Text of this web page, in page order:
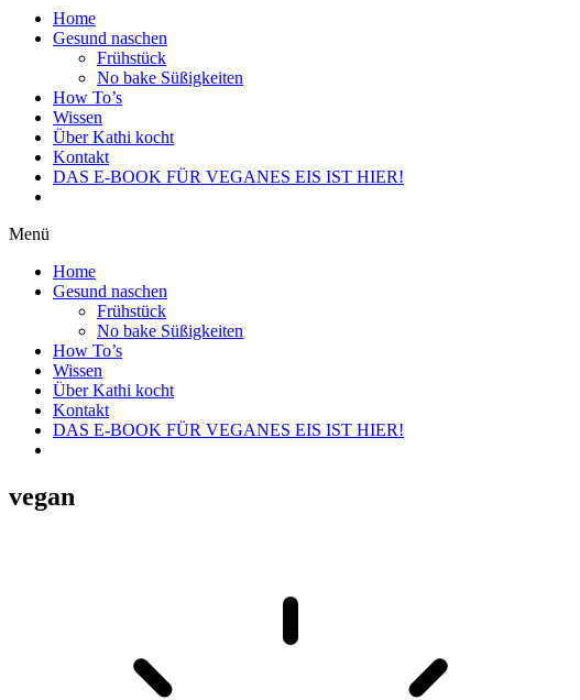
Home
Gesund naschen
Frühstück
No bake Süßigkeiten
How To’s
Wissen
Über Kathi kocht
Kontakt
DAS E-BOOK FÜR VEGANES EIS IST HIER!
Menü
Home
Gesund naschen
Frühstück
No bake Süßigkeiten
How To’s
Wissen
Über Kathi kocht
Kontakt
DAS E-BOOK FÜR VEGANES EIS IST HIER!
vegan